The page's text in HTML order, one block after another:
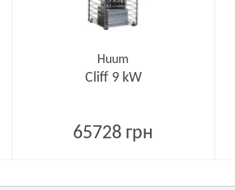
Huum
Cliff 9 kW
65728 грн